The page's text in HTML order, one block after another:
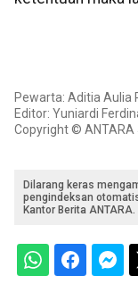
Pewarta: Aditia Aulia
Editor: Yuniardi
Copyright © ANTARA
Dilarang keras
pengindeksan
Kantor Berita ANTARA.